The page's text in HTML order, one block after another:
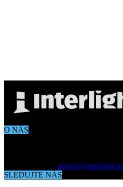
O NÁS
gajdos@interlight.sk
SLEDUJTE NÁS